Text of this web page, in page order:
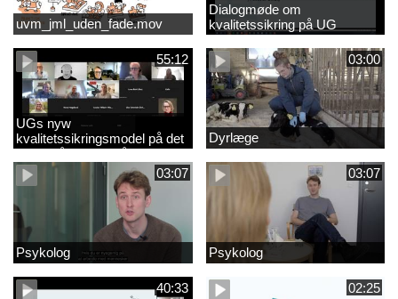
uvm_jml_uden_fade.mov
Dialogmøde om
kvalitetssikring på UG
55:12
UGs nyw
kvalitetssikringsmodel på det
videregående område
03:00
Dyrlæge
03:07
Psykolog
03:07
Psykolog
40:33 02:25